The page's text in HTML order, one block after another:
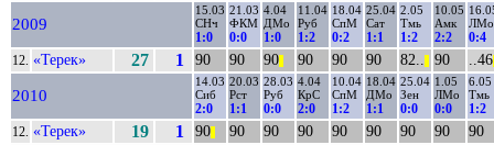
2009
15.03
СНч
1:0
21.03
ФКМ
0:0
4.04
ДМо
1:0
11.04
Руб
1:2
18.04
СпМ
0:2
25.04
Сат
1:1
2.05
Тмь
1:2
10.05
Амк
2:2
ЛМо
0:4
12. «Терек» 27 1 90 90 90 90 90 90 82.. 90 ..46
2010
14.03
Сиб
2:0
20.03
Рст
1:1
28.03
Руб
0:0
4.04
КрС
2:0
10.04
СпМ
1:2
18.04
ДМо
1:1
25.04
Зен
0:0
1.05
ЛМо
0:0
6.05
Тмь
1:2
12. «Терек» 19 1 90 90 90 90 90 90 90 90 90